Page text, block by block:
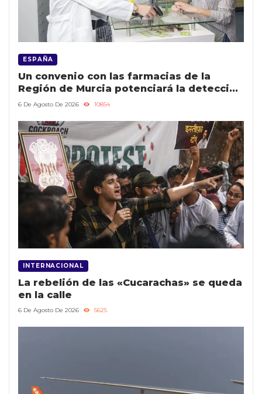
ESPAÑA
Un convenio con las farmacias de la
Región de Murcia potenciará la detección
precoz de casos de violencia contra la
6 De Agosto De 2026 10854
INTERNACIONAL
La rebelión de las «Cucarachas» se queda
en la calle
6 De Agosto De 2026 5625